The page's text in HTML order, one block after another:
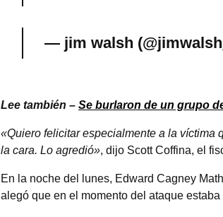
— jim walsh
Lee también – Se burlaron de un grupo
«Quiero felicitar especialmente a la víctima
la cara. Lo agredió», dijo Scott Coffina, el
En la noche del lunes, Edward Cagney
alegó que en el momento del ataque